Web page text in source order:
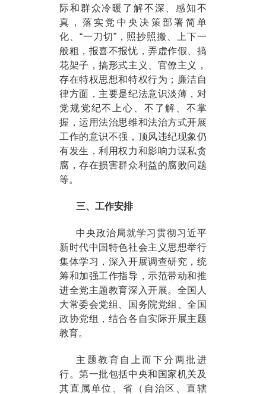
际和群众冷暖了解不深、感知不
真，落实党中央决策部署简单
化、“一刀切”，照抄照搬、上下一
般粗，报喜不报忧，弄虚作假、搞
花架子，搞形式主义、官僚主义，
存在特权思想和特权行为；廉洁自
律方面，主要是纪法意识淡薄，对
党规党纪不上心、不了解、不掌
握，运用法治思维和法治方式开展
工作的意识不强，顶风违纪现象仍
有发生，利用权力和影响力谋私贪
腐，存在损害群众利益的腐败问题
等。
三、工作安排
中央政治局就学习贯彻习近平
新时代中国特色社会主义思想举行
集体学习，深入开展调查研究，统
筹和加强工作指导，示范带动和推
进全党主题教育深入开展。全国人
大常委会党组、国务院党组、全国
政协党组，结合各自实际开展主题
教育。
主题教育自上而下分两批进
行。第一批包括中央和国家机关及
其直属单位、省（自治区、直辖